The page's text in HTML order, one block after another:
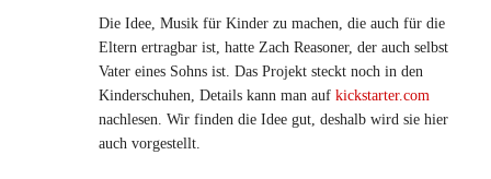
Die Idee, Musik für Kinder zu machen, die auch für die
Eltern ertragbar ist, hatte Zach Reasoner, der auch selbst
Vater eines Sohns ist. Das Projekt steckt noch in den
Kinderschuhen, Details kann man auf kickstarter.com
nachlesen. Wir finden die Idee gut, deshalb wird sie hier
auch vorgestellt.